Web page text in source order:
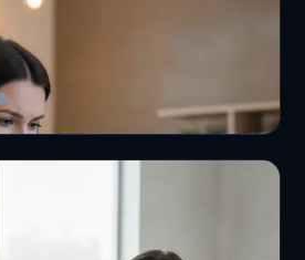
จิทัล 2.0’ จัดสรรงบอย่างไรไม่
23 มิถุนายน 2026
ทรนด์ลงทุนยุคใหม่ ไม่ต้องเฝ้า